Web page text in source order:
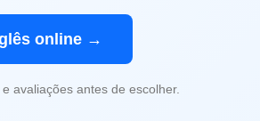
online →
avaliações antes de escolher.